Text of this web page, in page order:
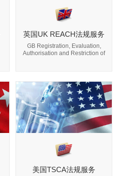
英国UK REACH法规服务
GB Registration, Evaluation,
Authorisation and Restriction of
美国TSCA法规服务